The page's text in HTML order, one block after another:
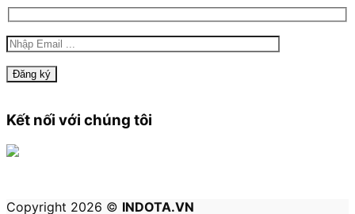
Kết nối với chúng tôi
Copyright 2026 © INDOTA.VN